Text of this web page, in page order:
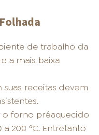
de trabalho da
a mais baixa
receitas devem
o forno préaquecido
200 ºC. Entretanto